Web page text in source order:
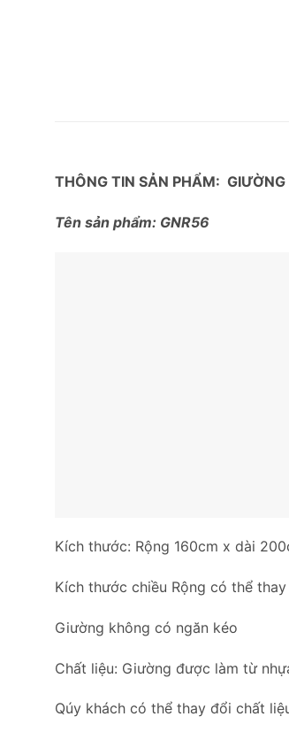
THÔNG TIN SẢN PHẨM:
Tên sản phẩm: GNR56
Kích thước: Rộng 160cm x dài
Kích thước chiều Rộng có thể
Giường không có ngăn kéo
Chất liệu: Giường được làm từ
Qúy khách có thể thay đổi chất